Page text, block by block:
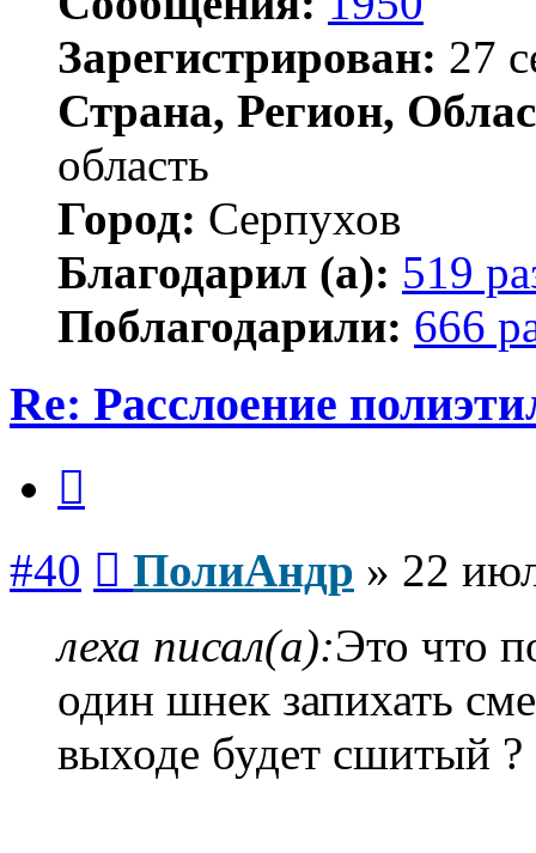
Зарегистрирован: 27
Страна, Регион,
область
Город: Серпухов
Благодарил (а): 519
Поблагодарили: 666
Re: Расслоение
#40 ПолиАндр » 22
леха писал(а):Это что
один шнек запихать
выходе будет сшитый